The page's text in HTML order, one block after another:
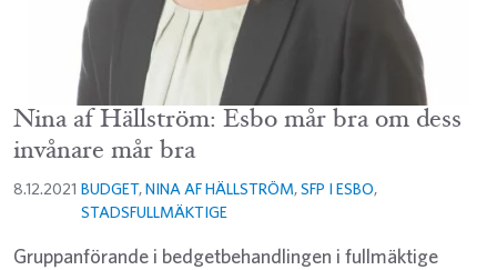
Nina af Hällström: Esbo mår bra om dess
invånare mår bra
8.12.2021 BUDGET,NINA AF HÄLLSTRÖM,SFP I ESBO,
STADSFULLMÄKTIGE
Gruppanförande i bedgetbehandlingen i fullmäktige